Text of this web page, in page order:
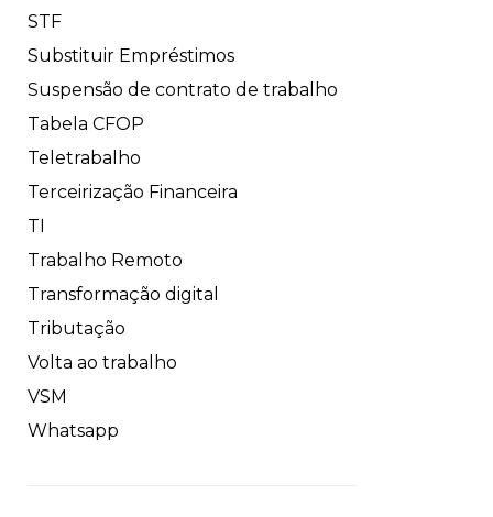
STF
Substituir Empréstimos
Suspensão de contrato de trabalho
Tabela CFOP
Teletrabalho
Terceirização Financeira
TI
Trabalho Remoto
Transformação digital
Tributação
Volta ao trabalho
VSM
Whatsapp